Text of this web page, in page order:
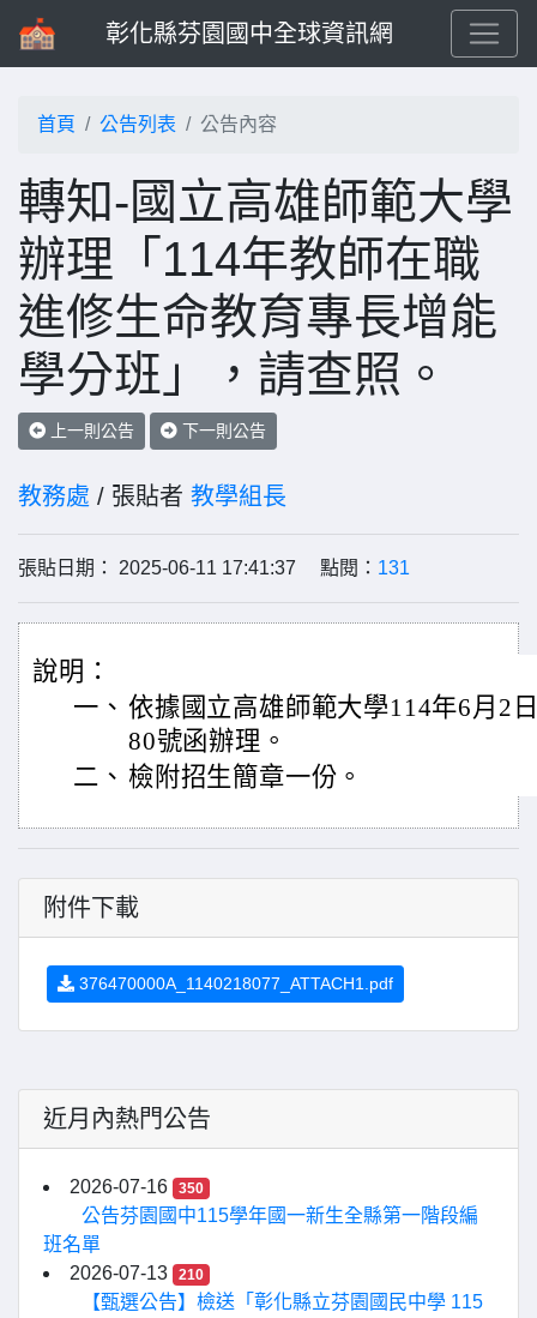
彰化縣芬園國中全球資訊網
首頁 公告列表 公告內容
轉知-國立高雄師範大學
辦理「114年教師在職
進修生命教育專長增能
學分班」，請查照。
上一則公告 下一則公告
教務處 / 張貼者 教學組長
張貼日期： 2025-06-11 17:41:37 點閱： 131
說明：
一、 依據國立高雄師範大學114年6月2
80號函辦理。
二、 檢附招生簡章一份。
附件下載
376470000A_1140218077_ATTACH1.pdf
近月內熱門公告
2026-07-16 350
公告芬園國中115學年國一新生全縣第一階段編
班名單
2026-07-13
210
【甄選公告】檢送「彰化縣立芬園國民中學 115